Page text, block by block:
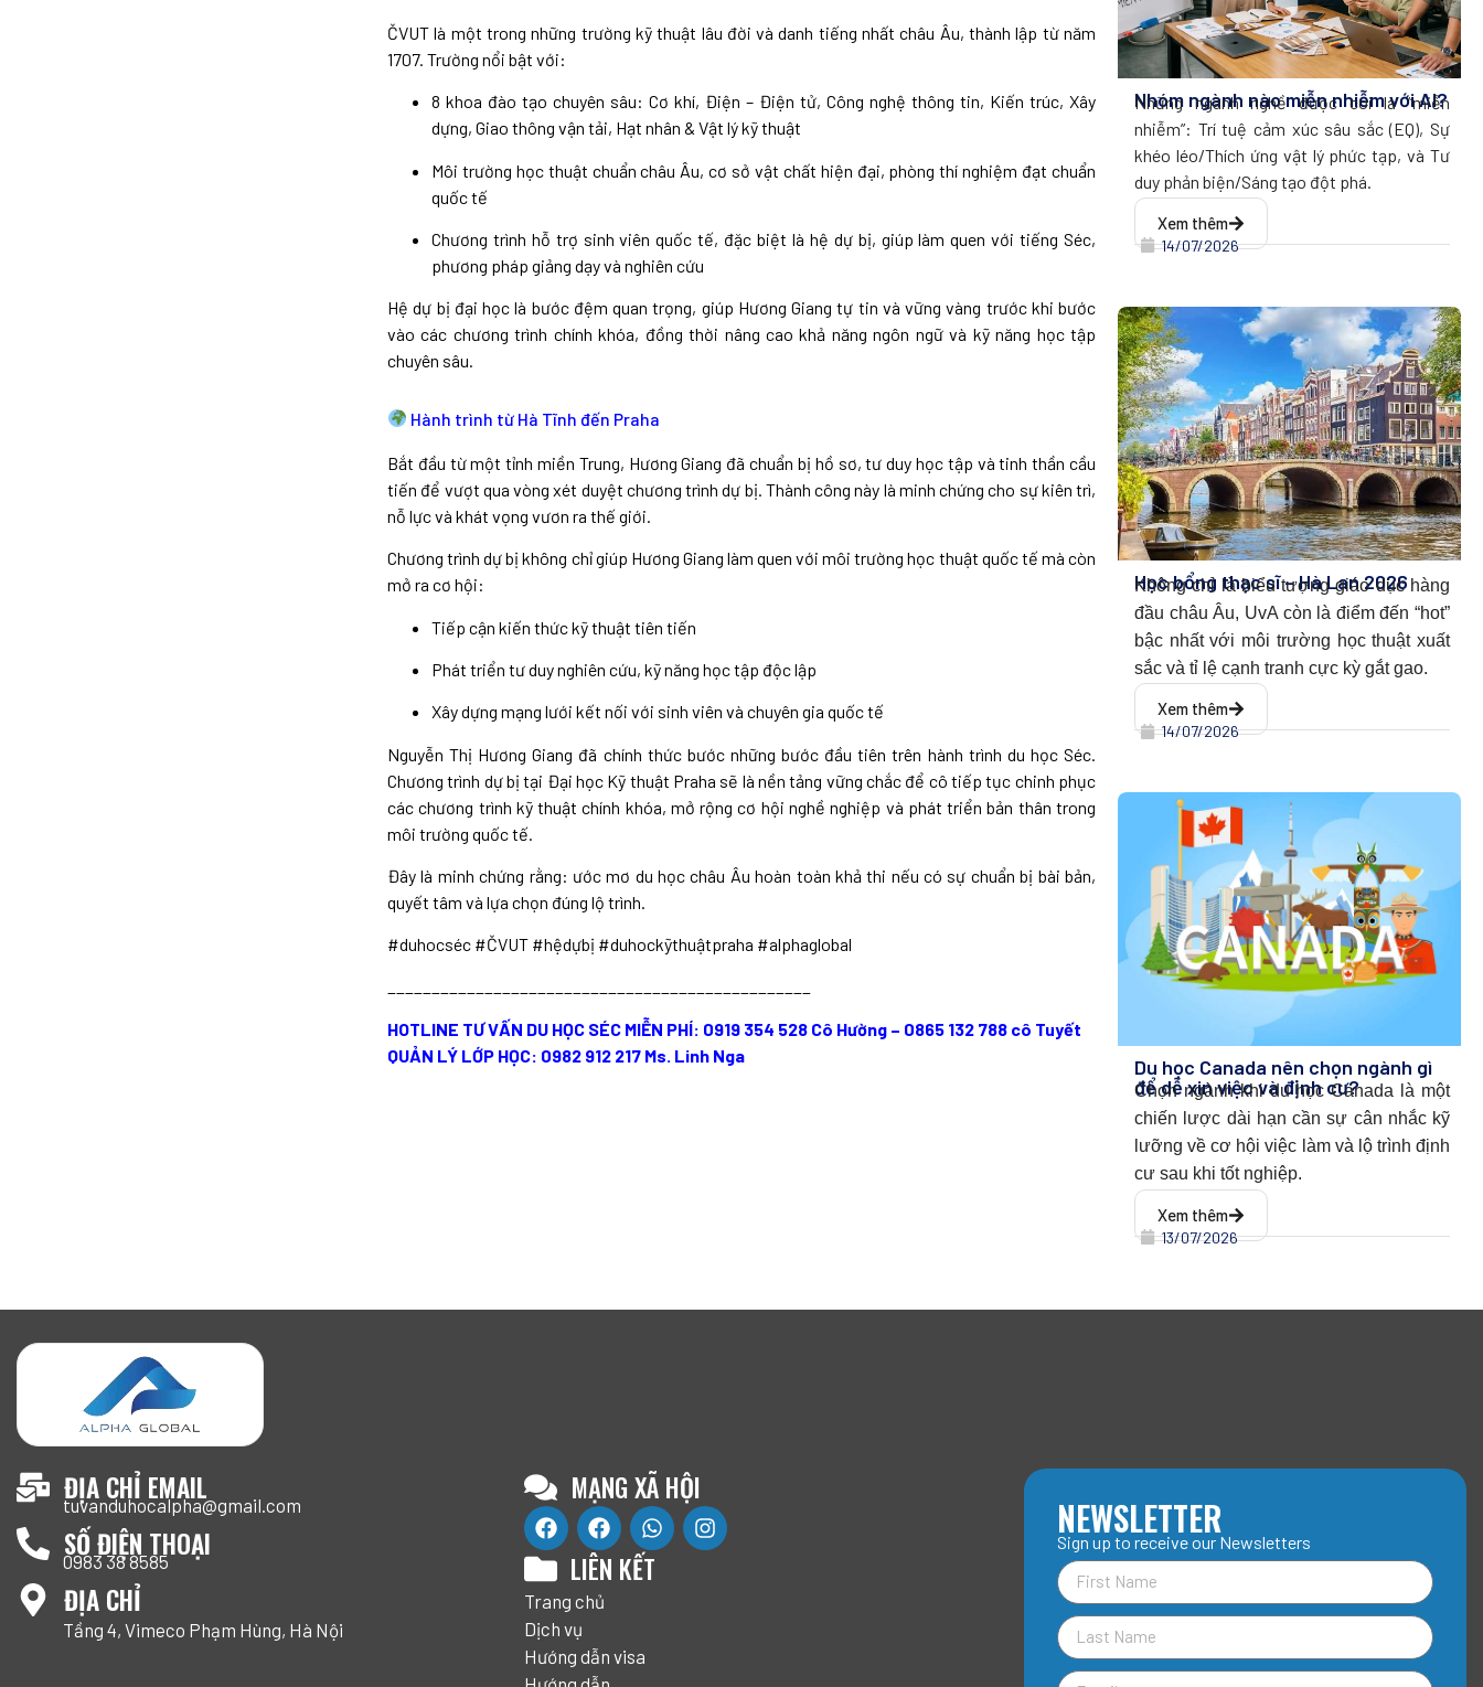
ČVUT là một trong những trường kỹ thuật lâu đời và danh tiếng nhất châu Âu, thành lập từ năm
1707. Trường nổi bật với:
8 khoa đào tạo chuyên sâu: Cơ khí, Điện – Điện tử, Công nghệ thông tin, Kiến trúc, Xây
dựng, Giao thông vận tải, Hạt nhân & Vật lý kỹ thuật
Môi trường học thuật chuẩn châu Âu, cơ sở vật chất hiện đại, phòng thí nghiệm đạt chuẩn
quốc tế
Chương trình hỗ trợ sinh viên quốc tế, đặc biệt là hệ dự bị, giúp làm quen với tiếng Séc,
phương pháp giảng dạy và nghiên cứu
Hệ dự bị đại học là bước đệm quan trọng, giúp Hương Giang tự tin và vững vàng trước khi bước
vào các chương trình chính khóa, đồng thời nâng cao khả năng ngôn ngữ và kỹ năng học tập
chuyên sâu.
Hành trình từ Hà Tĩnh đến Praha
Bắt đầu từ một tỉnh miền Trung, Hương Giang đã chuẩn bị hồ sơ, tư duy học tập và tinh thần cầu
tiến để vượt qua vòng xét duyệt chương trình dự bị. Thành công này là minh chứng cho sự kiên trì,
nỗ lực và khát vọng vươn ra thế giới.
Chương trình dự bị không chỉ giúp Hương Giang làm quen với môi trường học thuật quốc tế mà còn
mở ra cơ hội:
Tiếp cận kiến thức kỹ thuật tiên tiến
Phát triển tư duy nghiên cứu, kỹ năng học tập độc lập
Xây dựng mạng lưới kết nối với sinh viên và chuyên gia quốc tế
Nguyễn Thị Hương Giang đã chính thức bước những bước đầu tiên trên hành trình du học Séc.
Chương trình dự bị tại Đại học Kỹ thuật Praha sẽ là nền tảng vững chắc để cô tiếp tục chinh phục
các chương trình kỹ thuật chính khóa, mở rộng cơ hội nghề nghiệp và phát triển bản thân trong
môi trường quốc tế.
Đây là minh chứng rằng: ước mơ du học châu Âu hoàn toàn khả thi nếu có sự chuẩn bị bài bản,
quyết tâm và lựa chọn đúng lộ trình.
#duhocséc #ČVUT #hệdựbị #duhockỹthuậtpraha #alphaglobal
HOTLINE TƯ VẤN DU HỌC SÉC MIỄN PHÍ: 0919 354 528 Cô Hường – 0865 132 788 cô Tuyết
QUẢN LÝ LỚP HỌC: 0982 912 217 Ms. Linh Nga
Nhóm ngành nào miễn nhiễm với AI?
Những ngành nghề được coi là “miễn
nhiễm”: Trí tuệ cảm xúc sâu sắc (EQ), Sự
khéo léo/Thích ứng vật lý phức tạp, và Tư
duy phản biện/Sáng tạo đột phá.
Xem thêm
14/07/2026
Học bổng thạc sĩ – Hà Lan 2026
Không chỉ là biểu tượng giáo dục hàng
đầu châu Âu, UvA còn là điểm đến “hot”
bậc nhất với môi trường học thuật xuất
sắc và tỉ lệ cạnh tranh cực kỳ gắt gao.
Xem thêm
14/07/2026
Du học Canada nên chọn ngành gì
để dễ xin việc và định cư?
Chọn ngành khi du học Canada là một
chiến lược dài hạn cần sự cân nhắc kỹ
lưỡng về cơ hội việc làm và lộ trình định
cư sau khi tốt nghiệp.
Xem thêm
13/07/2026
ĐỊA CHỈ EMAIL
tuvanduhocalpha@gmail.com
SỐ ĐIỆN THOẠI
0983 38 8585
ĐỊA CHỈ
Tầng 4, Vimeco Phạm Hùng, Hà Nội
MẠNG XÃ HỘI
LIÊN KẾT
Trang chủ
Dịch vụ
Hướng dẫn visa
NEWSLETTER
Sign up to receive our Newsletters